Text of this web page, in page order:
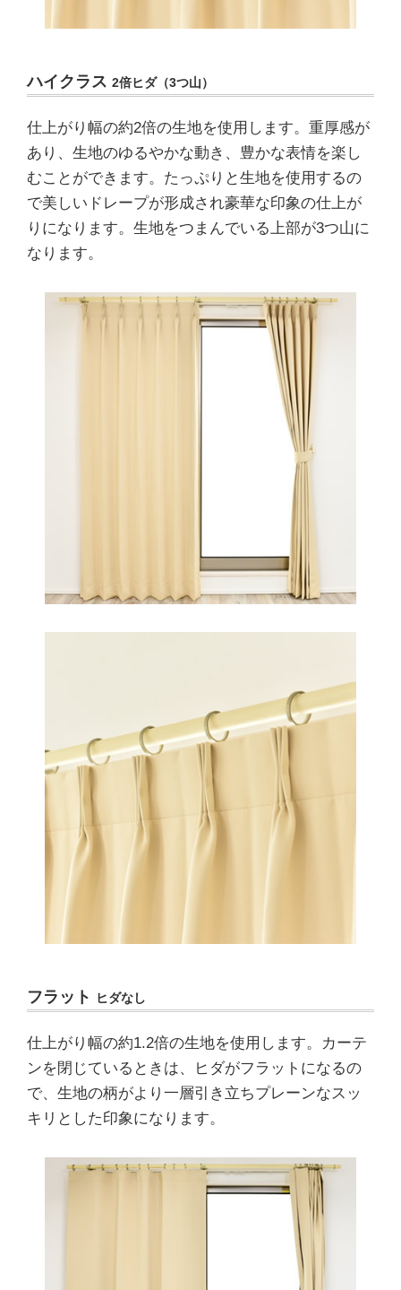
ハイクラス2倍ヒダ（3つ山）
仕上がり幅の約2倍の生地を使用します。重厚感が
あり、生地のゆるやかな動き、豊かな表情を楽し
むことができます。たっぷりと生地を使用するの
で美しいドレープが形成され豪華な印象の仕上が
りになります。生地をつまんでいる上部が3つ山に
なります。
フラット ヒダなし
仕上がり幅の約1.2倍の生地を使用します。カーテ
ンを閉じているときは、ヒダがフラットになるの
で、生地の柄がより一層引き立ちプレーンなスッ
キリとした印象になります。